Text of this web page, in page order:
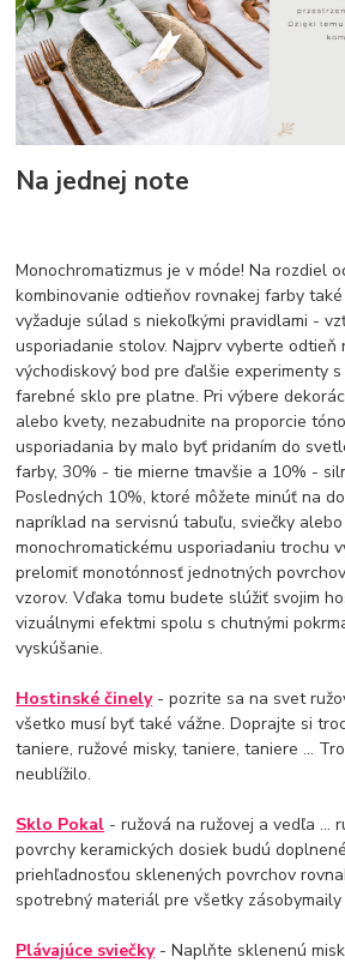
Na jednej note
Monochromatizmus je v móde! Na rozdiel
kombinovanie odtieňov rovnakej farby
vyžaduje súlad s niekoľkými pravidlami -
usporiadanie stolov. Najprv vyberte odtieň
východiskový bod pre ďalšie experimenty
farebné sklo pre platne. Pri výbere
alebo kvety, nezabudnite na proporcie
usporiadania by malo byť pridaním do
farby, 30% - tie mierne tmavšie a 10% -
Posledných 10%, ktoré môžete minúť na
napríklad na servisnú tabuľu, sviečky
monochromatickému usporiadaniu trochu
prelomiť monotónnosť jednotných
vzorov. Vďaka tomu budete slúžiť svojim
vizuálnymi efektmi spolu s chutnými
vyskúšanie.
Hostinské činely- pozrite sa na svet
všetko musí byť také vážne. Doprajte si
taniere, ružové misky, taniere, taniere ...
neublížilo.
Sklo Pokal - ružová na ružovej a vedľa ...
povrchy keramických dosiek budú
priehľadnosťou sklenených povrchov
spotrebný materiál pre všetky
Plávajúce sviečky- Naplňte sklenenú